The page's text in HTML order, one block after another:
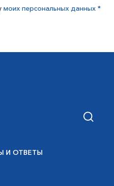
моих персональных данных *
И ОТВЕТЫ